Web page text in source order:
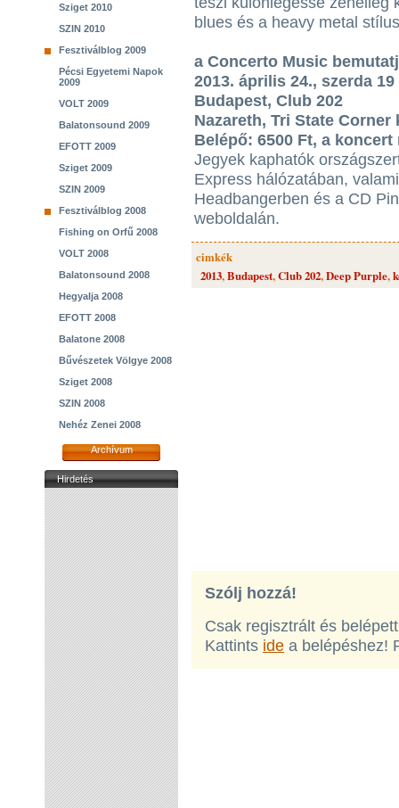
Sziget 2010
SZIN 2010
Fesztiválblog 2009
Pécsi Egyetemi Napok
2009
VOLT 2009
Balatonsound 2009
EFOTT 2009
Sziget 2009
SZIN 2009
Fesztiválblog 2008
Fishing on Orfű 2008
VOLT 2008
Balatonsound 2008
Hegyalja 2008
EFOTT 2008
Balatone 2008
Bűvészetek Völgye 2008
Sziget 2008
SZIN 2008
Nehéz Zenei 2008
Archívum
Hirdetés
blues és a heavy metal
a Concerto Music
2013. április 24., szerda 19
Budapest, Club 202
Nazareth, Tri State Corner
Belépő: 6500 Ft, a koncert
Jegyek kaphatók
Express hálózatában,
Headbangerben és a CD
weboldalán.
cimkék
2013,Budapest,Club 202,Deep Purple,
Szólj hozzá!
Csak regisztrált és
Kattints ide a belépéshez!